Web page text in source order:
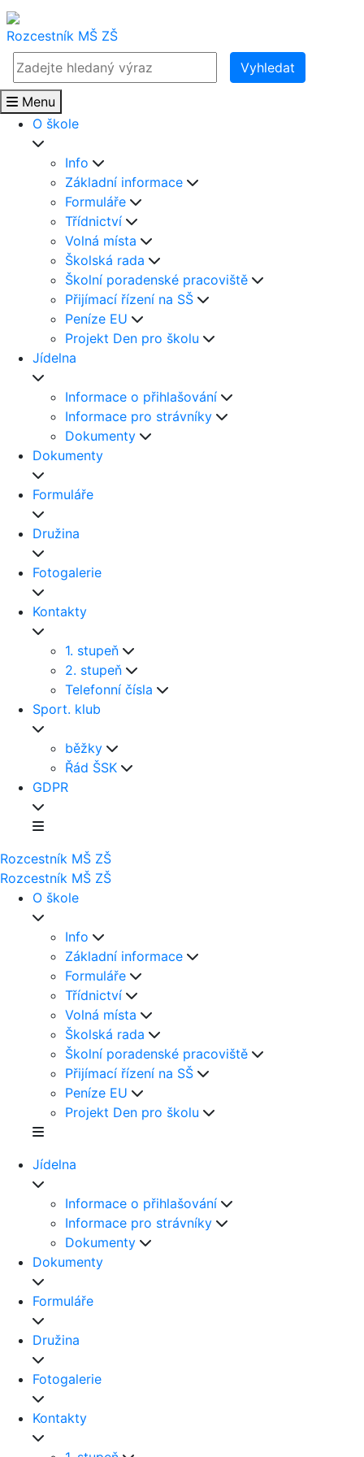
Rozcestník MŠ ZŠ
Vyhledat
Menu
O škole
Info
Základní informace
Formuláře
Třídnictví
Volná místa
Školská rada
Školní poradenské pracoviště
Přijímací řízení na SŠ
Peníze EU
Projekt Den pro školu
Jídelna
Informace o přihlašování
Informace pro strávníky
Dokumenty
Dokumenty
Formuláře
Družina
Fotogalerie
Kontakty
1. stupeň
2. stupeň
Telefonní čísla
Sport. klub
běžky
Řád ŠSK
GDPR
Rozcestník MŠ ZŠ
Rozcestník MŠ ZŠ
O škole
Info
Základní informace
Formuláře
Třídnictví
Volná místa
Školská rada
Školní poradenské pracoviště
Přijímací řízení na SŠ
Peníze EU
Projekt Den pro školu
Jídelna
Informace o přihlašování
Informace pro strávníky
Dokumenty
Dokumenty
Formuláře
Družina
Fotogalerie
Kontakty